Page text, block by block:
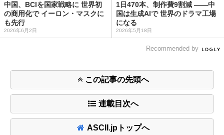
中国、BCIを国家戦略に 世界初
の商用化で イーロン・マスクに
も先行
2026年6月2日
1日470本、制作費9割減 ——中
国は生成AIで 世界のドラマ工場
になる
2026年5月18日
Recommended by
この記事の先頭へ
連載目次へ
ASCII.jpトップへ